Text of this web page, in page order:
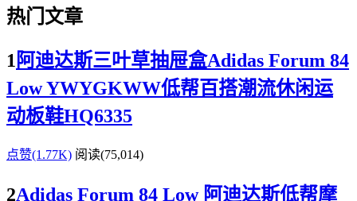
热门文章
1 阿迪达斯三叶草抽屉盒Adidas Forum 84
Low YWYGKWW低帮百搭潮流休闲运
动板鞋HQ6335
点赞(1.77K) 阅读(75,014)
2Adidas Forum 84 Low 阿迪达斯低帮摩